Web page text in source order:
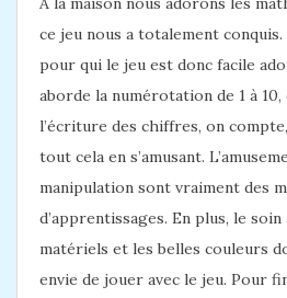
ce jeu nous a totalement
pour qui le jeu est donc facile
aborde la numérotation de 1 à 10,
l’écriture des chiffres, on
tout cela en s’amusant.
manipulation sont vraiment des
d’apprentissages. En plus, le
matériels et les belles couleurs
envie de jouer avec le jeu. Pour